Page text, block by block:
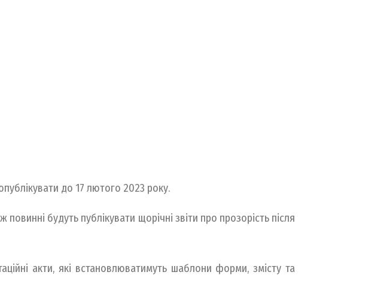
до 17 лютого 2023 року.
будуть публікувати щорічні звіти про прозорість після
акти, які встановлюватимуть шаблони форми, змісту та